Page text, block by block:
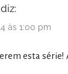
diz:
às 1:00 pm
esta série!